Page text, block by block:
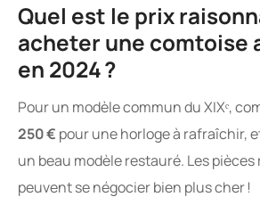
Quel est le prix
acheter une comtoise
en 2024 ?
Pour un modèle commun du XIXᵉ,
250 € pour une horloge à rafraîchir,
un beau modèle restauré. Les
peuvent se négocier bien plus cher !